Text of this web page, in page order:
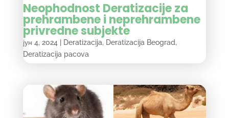
Neophodnost Deratizacije za
prehrambene i neprehrambene
privredne subjekte
јун 4, 2024| Deratizacija, Deratizacija Beograd,
Deratizacija pacova